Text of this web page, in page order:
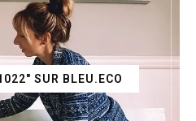
SUR BLEU.ECO